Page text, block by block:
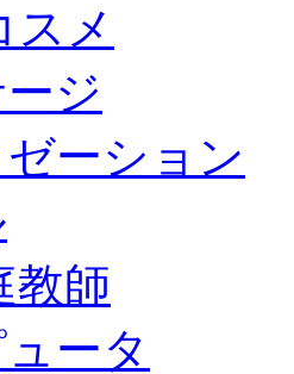
スメ
ジ
ゼーション
教師
ータ